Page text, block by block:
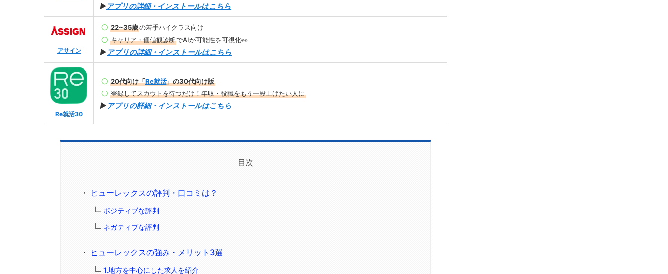
▶︎アプリの詳細・インストールはこちら
アサイン
22~35歳の若手ハイクラス向け
キャリア・価値観診断でAIが可能性を可視化👀
▶︎ アプリの詳細・インストールはこちら
Re就活30
20代向け「Re就活」の30代向け版
登録してスカウトを待つだけ！年収・役職をもう一段上げたい人に
▶︎ アプリの詳細・インストールはこちら
目次
ヒューレックスの評判・口コミは？
ポジティブな評判
ネガティブな評判
ヒューレックスの強み・メリット3選
1.地方を中心にした求人を紹介